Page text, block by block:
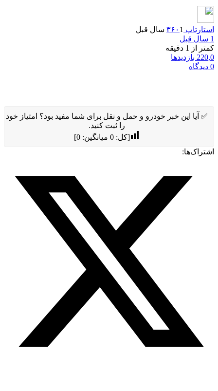
استارتاپ ۳۶۰ 1 سال قبل
1 سال قبل
کمتر از 1 دقیقه
220,0 بازدیدها
0 دیدگاه
✅ آیا این خبر خودرو و حمل و نقل برای شما مفید بود؟ امتیاز خود
را ثبت کنید.
[کل:0 میانگین:0
]
اشتراک‌ها: